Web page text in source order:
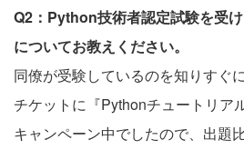
Q2：Python技術者認定試験を受
についてお教えください。
同僚が受験しているのを知りすぐ
チケットに『Pythonチュートリア
キャンペーン中でしたので、出題